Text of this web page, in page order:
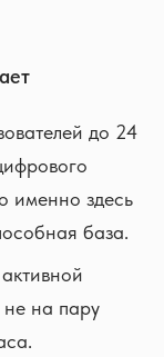
до 24
именно здесь
база.
не на пару